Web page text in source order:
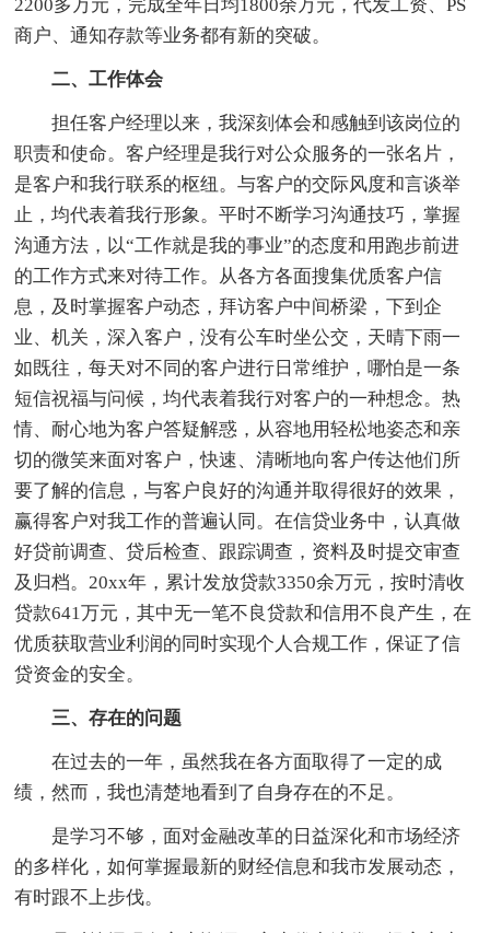
2200多万元，完成全年日均1800余万元，代发工资、PS
商户、通知存款等业务都有新的突破。
二、工作体会
担任客户经理以来，我深刻体会和感触到该岗位的
职责和使命。客户经理是我行对公众服务的一张名片，
是客户和我行联系的枢纽。与客户的交际风度和言谈举
止，均代表着我行形象。平时不断学习沟通技巧，掌握
沟通方法，以“工作就是我的事业”的态度和用跑步前进
的工作方式来对待工作。从各方各面搜集优质客户信
息，及时掌握客户动态，拜访客户中间桥梁，下到企
业、机关，深入客户，没有公车时坐公交，天晴下雨一
如既往，每天对不同的客户进行日常维护，哪怕是一条
短信祝福与问候，均代表着我行对客户的一种想念。热
情、耐心地为客户答疑解惑，从容地用轻松地姿态和亲
切的微笑来面对客户，快速、清晰地向客户传达他们所
要了解的信息，与客户良好的沟通并取得很好的效果，
赢得客户对我工作的普遍认同。在信贷业务中，认真做
好贷前调查、贷后检查、跟踪调查，资料及时提交审查
及归档。20xx年，累计发放贷款3350余万元，按时清收
贷款641万元，其中无一笔不良贷款和信用不良产生，在
优质获取营业利润的同时实现个人合规工作，保证了信
贷资金的安全。
三、存在的问题
在过去的一年，虽然我在各方面取得了一定的成
绩，然而，我也清楚地看到了自身存在的不足。
是学习不够，面对金融改革的日益深化和市场经济
的多样化，如何掌握最新的财经信息和我市发展动态，
有时跟不上步伐。